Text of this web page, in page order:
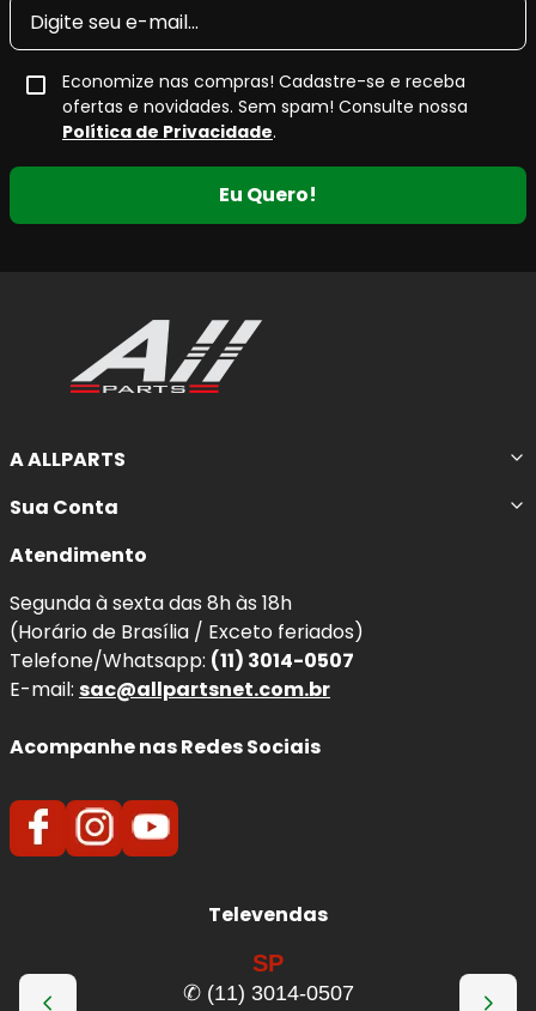
Economize nas compras! Cadastre-se e receba
ofertas e novidades. Sem spam! Consulte nossa
Política de Privacidade.
Eu Quero!
A ALLPARTS
Sua Conta
Atendimento
Segunda à sexta das 8h às 18h
(Horário de Brasília / Exceto feriados)
Telefone/Whatsapp: (11) 3014-0507
E-mail: sac@allpartsnet.com.br
Acompanhe nas Redes Sociais
Televendas
SP
✆ (11) 3014-0507